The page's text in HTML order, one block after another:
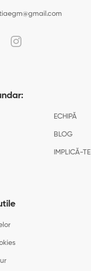
ECHIPĂ
BLOG
IMPLICĂ-TE